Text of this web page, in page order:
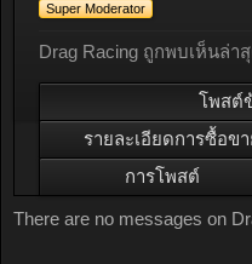
Super Moderator
Drag Racing ถูกพบเห็นล่า
โพสต์
รายละเอียดการซื้อข
การโพสต์
There are no messages on